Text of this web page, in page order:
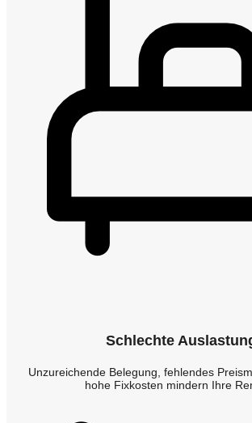
Schlechte
Unzureichende Belegung, fehlendes
hohe Fixkosten mindern Ihre